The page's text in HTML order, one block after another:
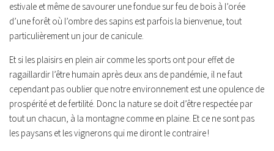
estivale et même de savourer une fondue sur feu de bois à l’orée
d’une forêt où l’ombre des sapins est parfois la bienvenue, tout
particulièrement un jour de canicule.
Et si les plaisirs en plein air comme les sports ont pour effet de
ragaillardir l’être humain après deux ans de pandémie, il ne faut
cependant pas oublier que notre environnement est une opulence de
prospérité et de fertilité. Donc la nature se doit d’être respectée par
tout un chacun, à la montagne comme en plaine. Et ce ne sont pas
les paysans et les vignerons qui me diront le contraire !